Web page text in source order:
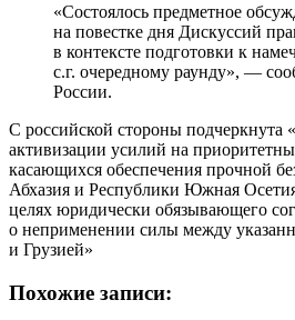
«Состоялось предметное
на повестке дня Дискуссий
в контексте подготовки к
с.г. очередному раунду», —
России.
С российской стороны подчеркнута
активизации усилий на
касающихся обеспечения прочной
Абхазия и Республики Южная
целях юридически обязывающего
о неприменении силы между
и Грузией»
Похожие записи: